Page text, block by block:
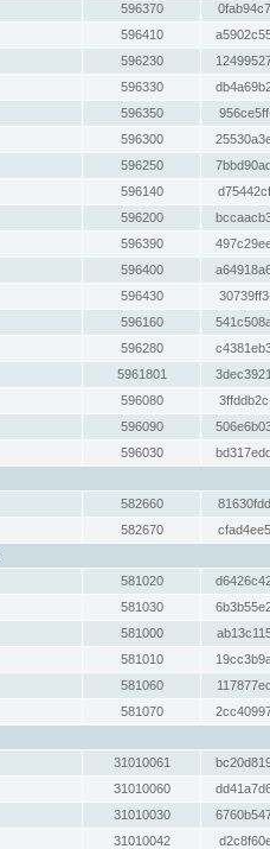
596370
596410
596230
596330
596350
596300
596250
596140
596200
596390
596400
596430
596160
596280
5961801
596080
596090
596030
582660
582670
581020
581030
581000
581010
581060
581070
31010061
31010060
31010030
31010042